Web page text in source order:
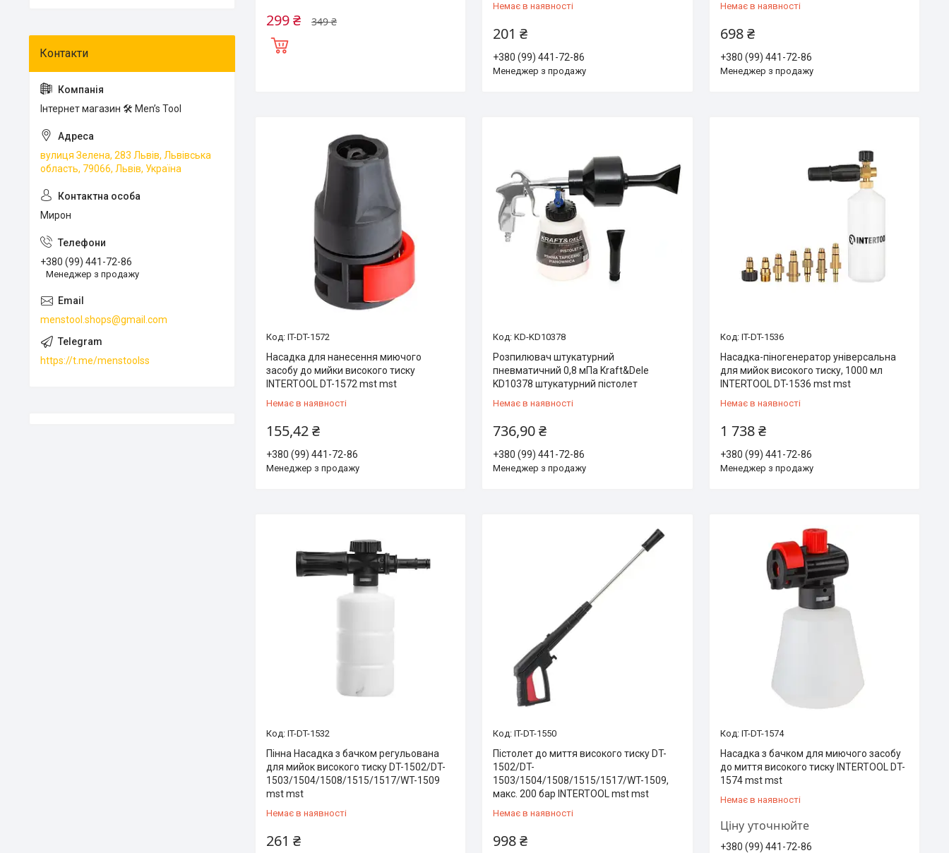
349 ₴
299 ₴
Немає в наявності
201 ₴
+380 (99) 441-72-86
Менеджер з продажу
Немає в наявності
698 ₴
+380 (99) 441-72-86
Менеджер з продажу
IT-DT-1572
Насадка для нанесення миючого
засобу до мийки високого тиску
INTERTOOL DT-1572 mst mst
Немає в наявності
155,42 ₴
+380 (99) 441-72-86
Менеджер з продажу
KD-KD10378
Розпилювач штукатурний
пневматичний 0,8 мПа Kraft&Dele
KD10378 штукатурний пістолет
Немає в наявності
736,90 ₴
+380 (99) 441-72-86
Менеджер з продажу
IT-DT-1536
Насадка-піногенератор універсальна
для мийок високого тиску, 1000 мл
INTERTOOL DT-1536 mst mst
Немає в наявності
1 738 ₴
+380 (99) 441-72-86
Менеджер з продажу
IT-DT-1532
Пінна Насадка з бачком регульована
для мийок високого тиску DT-1502/DT-
1503/1504/1508/1515/1517/WT-1509
mst mst
Немає в наявності
261 ₴
IT-DT-1550
Пістолет до миття високого тиску DT-
1502/DT-
1503/1504/1508/1515/1517/WT-1509,
макс. 200 бар INTERTOOL mst mst
Немає в наявності
998 ₴
IT-DT-1574
Насадка з бачком для миючого засобу
до миття високого тиску INTERTOOL DT-
1574 mst mst
Немає в наявності
Ціну уточнюйте
+380 (99) 441-72-86
Інтернет магазин 🛠 Men’s Tool
вулиця Зелена, 283 Львів, Львівська
область, 79066, Львів, Україна
Мирон
+380 (99) 441-72-86
Менеджер з продажу
menstool.shops@gmail.com
https://t.me/menstoolss